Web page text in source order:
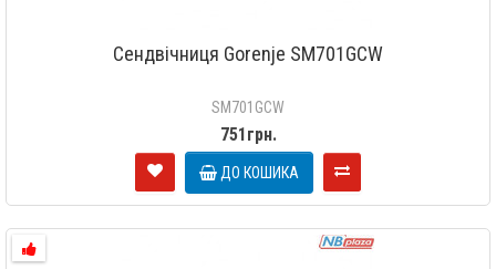
Сендвічниця Gorenje SM701GCW
SM701GCW
751грн.
ДО КОШИКА